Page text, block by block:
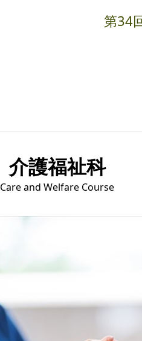
第34
介護福祉科
Care and Welfare Course